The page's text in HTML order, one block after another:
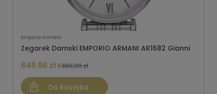
Emporio Armani
Zegarek Damski EMPORIO ARMANI AR1682 Gianni
649,96 zł1 390,00 zł
Do koszyka